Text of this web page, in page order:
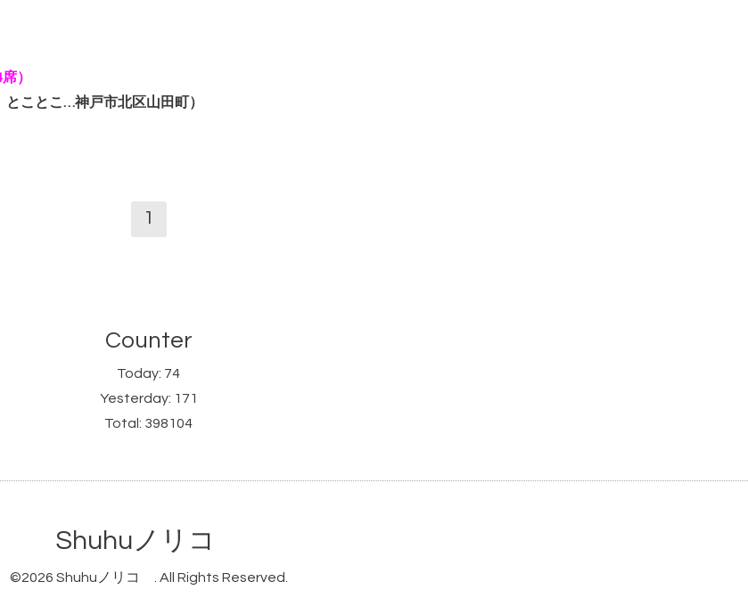
）
ことこ…神戸市北区山田町）
1
Counter
Today: 74
Yesterday: 171
Total: 398104
Shuhuノリコ
©2026 Shuhuノリコ . All Rights Reserved.